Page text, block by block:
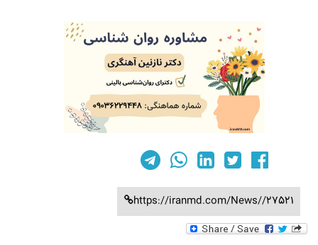
https://iranmd.com/News//27521